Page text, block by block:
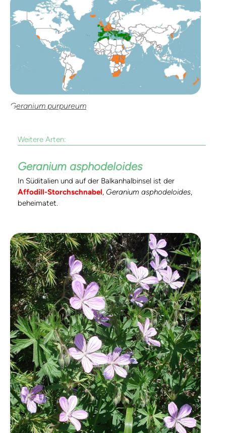
Geranium purpureum
Weitere Arten:
Geranium asphodeloides
In Süditalien und auf der Balkanhalbinsel ist der
Affodill-Storchschnabel, Geranium asphodeloides,
beheimatet.